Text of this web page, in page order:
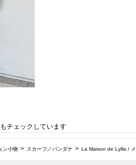
チェックしています
ン小物 スカーフ／バンダナ La Maison de Lyllis /